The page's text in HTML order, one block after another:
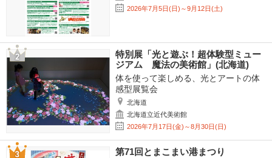
2026年7月5日(日)～9月12日(土)
特別展「光と遊ぶ！超体験型ミュー
ジアム 魔法の美術館」(北海道)
体を使って楽しめる、光とアートの体
感型展覧会
北海道
北海道立近代美術館
2026年7月17日(金)～8月30日(日)
第71回とまこまい港まつり